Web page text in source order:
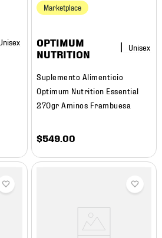
Marketplace
OPTIMUM
NUTRITION
Suplemento Alimenticio
Optimum Nutrition Essential
270gr Aminos Frambuesa
$549 .00